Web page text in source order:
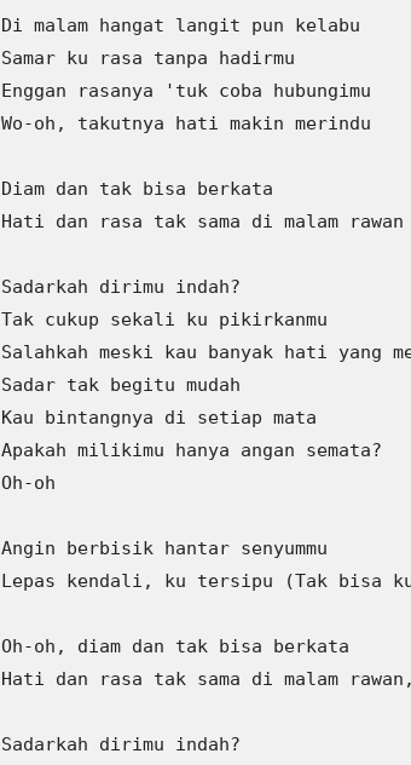
Di malam hangat langit pun kelabu
Samar ku rasa tanpa hadirmu
Enggan rasanya 'tuk coba hubungimu
Wo-oh, takutnya hati makin merindu
Diam dan tak bisa berkata
Hati dan rasa tak sama di malam rawan
Sadarkah dirimu indah?
Tak cukup sekali ku pikirkanmu
Salahkah meski kau banyak hati yang
Sadar tak begitu mudah
Kau bintangnya di setiap mata
Apakah milikimu hanya angan semata?
Oh-oh
Angin berbisik hantar senyummu
Lepas kendali, ku tersipu (Tak bisa
Oh-oh, diam dan tak bisa berkata
Hati dan rasa tak sama di malam
Sadarkah dirimu indah?